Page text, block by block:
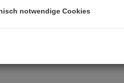
notwendige Cookies